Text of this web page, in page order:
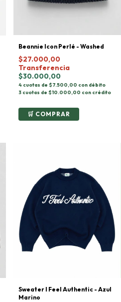
Beannie Icon Perlé - Washed
$27.000,00
Transferencia
$30.000,00
4 cuotas de $7.500,00 con débito
3 cuotas de $10.000,00 con crédito
COMPRAR
Sweater I Feel Authentic - Azul
Marino